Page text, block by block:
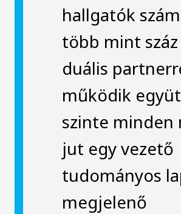
hallgatók
több mint száz
duális
működik
szinte minden
jut egy vezető
tudományos
megjelenő